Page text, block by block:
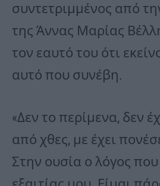
συντετριμμένος από
της Άννας Μαρίας
τον εαυτό του ότι
αυτό που συνέβη.
«Δεν το περίμενα, δεν
από χθες, με έχει
Στην ουσία ο λόγος